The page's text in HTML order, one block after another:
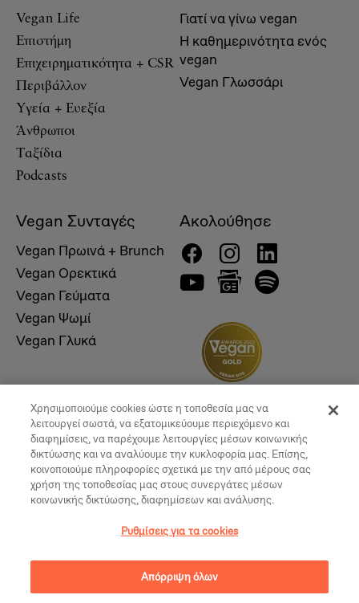
Vegan Life
Επιστήμη
Επιχειρηματικότητα + CSR
Περιβάλλον
Υγεία + Ευεξία
Άνθρωποι
Ταξίδια
Podcasts
Γιατί να γίνω vegan
Η καθημερινότητα ενός
vegan
Vegan Γλωσσάρι
Vegan Συνταγές
Vegan Πρωινά + Brunch
Vegan Ορεκτικά
Vegan Γεύματα
Vegan Ψωμί
Vegan Γλυκά
Ακολούθησε
© 2026, Vegan Times. All Rights Reserved
Created by
Χρησιμοποιούμε cookies ώστε η τοποθεσία μας να
λειτουργεί σωστά, να εξατομικεύουμε περιεχόμενο και
διαφημίσεις, να παρέχουμε λειτουργίες μέσων κοινωνικής
δικτύωσης και να αναλύουμε την κυκλοφορία μας. Επίσης,
κοινοποιούμε πληροφορίες σχετικά με την από μέρους σας
χρήση της τοποθεσίας μας στους συνεργάτες μέσων
κοινωνικής δικτύωσης, διαφημίσεων και ανάλυσης.
Ρυθμίσεις για τα cookies
Απόρριψη όλων